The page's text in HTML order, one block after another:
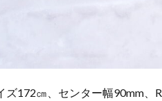
ズ172㎝、センター幅90mm、